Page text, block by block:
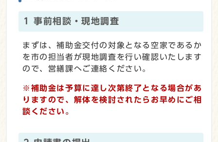
1 事前相談・現地調査
まずは、補助金交付の対象となる空家であるか
を市の担当者が現地調査を行い確認いたします
ので、営繕課へご連絡ください。
※補助金は予算に達し次第終了となる場合があ
りますので、解体を検討されたらお早めにご相
談ください。